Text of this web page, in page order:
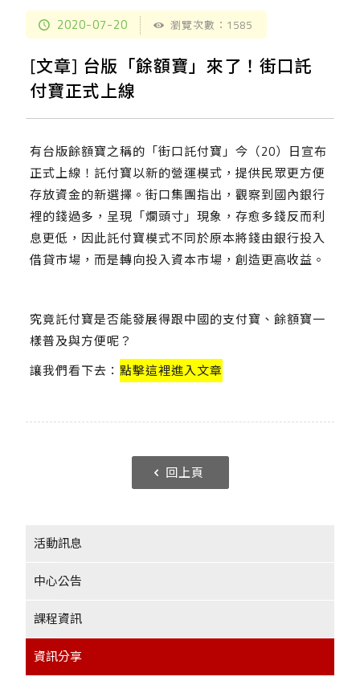
2020-07-20 瀏覽次數：1585
[文章] 台版「餘額寶」來了！街口託
付寶正式上線
有台版餘額寶之稱的「街口託付寶」今（20）日宣布
正式上線！託付寶以新的營運模式，提供民眾更方便
存放資金的新選擇。街口集團指出，觀察到國內銀行
裡的錢過多，呈現「爛頭寸」現象，存愈多錢反而利
息更低，因此託付寶模式不同於原本將錢由銀行投入
借貸市場，而是轉向投入資本市場，創造更高收益。
究竟託付寶是否能發展得跟中國的支付寶、餘額寶一
樣普及與方便呢？
讓我們看下去：點擊這裡進入文章
回上頁
活動訊息
中心公告
課程資訊
資訊分享